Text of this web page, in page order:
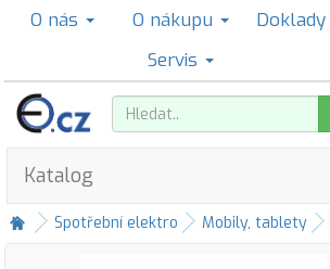
O nás O nákupu Doklady
Servis
Katalog
Spotřební elektro Mobily, tablety